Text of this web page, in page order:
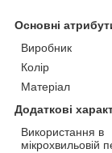
Основні
Виробник
Колір
Матеріал
Додаткові
Використання в
мікрохвильовій